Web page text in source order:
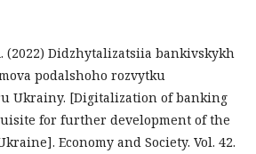
(2022) Didzhytalizatsiia bankivskykh
podalshoho rozvytku
Ukrainy. [Digitalization of banking
for further development of the
Economy and Society. Vol. 42.